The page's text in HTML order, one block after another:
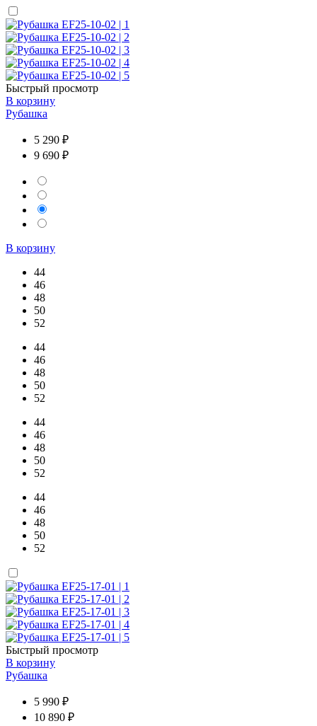
Быстрый просмотр
В корзину
Рубашка
5 290 ₽
9 690 ₽
В корзину
44
46
48
50
52
44
46
48
50
52
44
46
48
50
52
44
46
48
50
52
Быстрый просмотр
В корзину
Рубашка
5 990 ₽
10 890 ₽